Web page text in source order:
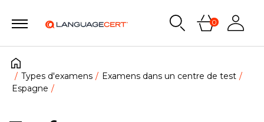
0
Types d'examens
Examens dans un centre de test
Espagne